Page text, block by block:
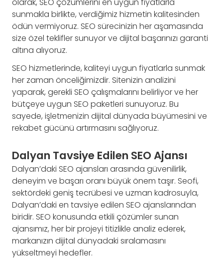
olarak, SEO çözümlerini en uygun fiyatlarla
sunmakla birlikte, verdiğimiz hizmetin kalitesinden
ödün vermiyoruz. SEO sürecinizin her aşamasında
size özel teklifler sunuyor ve dijital başarınızı garanti
altına alıyoruz.
SEO hizmetlerinde, kaliteyi uygun fiyatlarla sunmak
her zaman önceliğimizdir. Sitenizin analizini
yaparak, gerekli SEO çalışmalarını belirliyor ve her
bütçeye uygun SEO paketleri sunuyoruz. Bu
sayede, işletmenizin dijital dünyada büyümesini ve
rekabet gücünü artırmasını sağlıyoruz.
Dalyan Tavsiye Edilen SEO Ajansı
Dalyan’daki SEO ajansları arasında güvenilirlik,
deneyim ve başarı oranı büyük önem taşır. Seofi,
sektördeki geniş tecrübesi ve uzman kadrosuyla,
Dalyan’daki en tavsiye edilen SEO ajanslarından
biridir. SEO konusunda etkili çözümler sunan
ajansımız, her bir projeyi titizlikle analiz ederek,
markanızın dijital dünyadaki sıralamasını
yükseltmeyi hedefler.